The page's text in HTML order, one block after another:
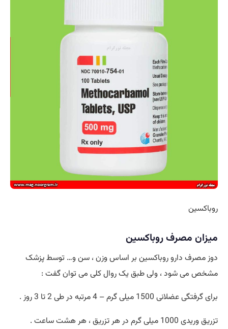
روباکسین
میزان مصرف روباکسین
دوز مصرف دارو روباکسین بر اساس وزن ، سن و… توسط پزشک
مشخص می شود ، ولی طبق یک روال کلی می توان گفت :
برای گرفتگی عضلانی 1500 میلی گرم – 4 مرتبه در طی 2 تا 3 روز .
تزریق وریدی 1000 میلی گرم در هر تزریق ، هر هشت ساعت .